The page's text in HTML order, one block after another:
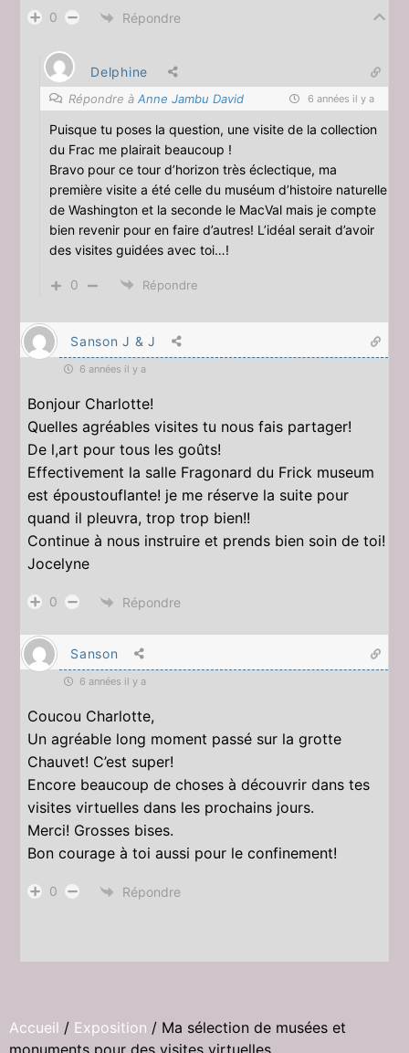
0 Répondre
Delphine
Répondre àAnne Jambu David 6 années il y a
Puisque tu poses la question, une visite de la collection
du Frac me plairait beaucoup !
Bravo pour ce tour d’horizon très éclectique, ma
première visite a été celle du muséum d’histoire naturelle
de Washington et la seconde le MacVal mais je compte
bien revenir pour en faire d’autres! L’idéal serait d’avoir
des visites guidées avec toi…!
0 Répondre
Sanson J & J
6 années il y a
Bonjour Charlotte!
Quelles agréables visites tu nous fais partager!
De l,art pour tous les goûts!
Effectivement la salle Fragonard du Frick museum
est époustouflante! je me réserve la suite pour
quand il pleuvra, trop trop bien!!
Continue à nous instruire et prends bien soin de toi!
Jocelyne
0 Répondre
Sanson
6 années il y a
Coucou Charlotte,
Un agréable long moment passé sur la grotte
Chauvet! C’est super!
Encore beaucoup de choses à découvrir dans tes
visites virtuelles dans les prochains jours.
Merci! Grosses bises.
Bon courage à toi aussi pour le confinement!
0 Répondre
Accueil / Exposition / Ma sélection de musées et